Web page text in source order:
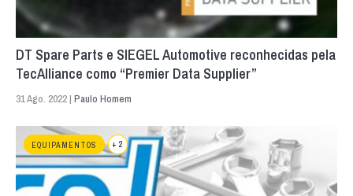
DT Spare Parts e SIEGEL Automotive reconhecidas pela
TecAlliance como “Premier Data Supplier”
31 Ago. 2022 | Paulo Homem
EQUIPAMENTOS + 2